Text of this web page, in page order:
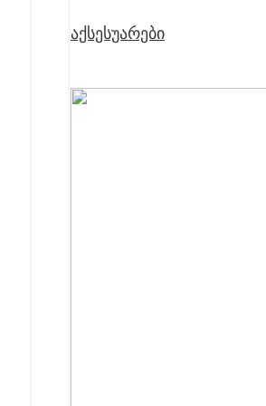
აქსესუარები